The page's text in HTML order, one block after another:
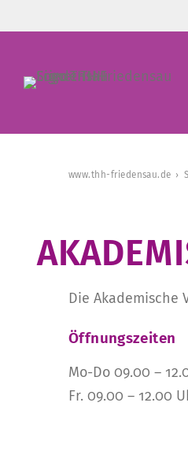
www.thh-friedensau.de
Die Akademische
Öffnungszeiten
Mo-Do 09.00 –
Fr. 09.00 – 12.00